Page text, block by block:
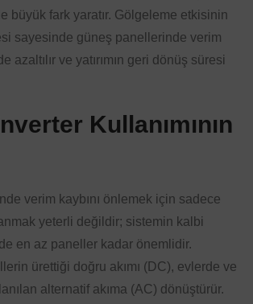
büyük fark yaratır. Gölgeleme etkisinin
sayesinde güneş panellerinde verim
azaltılır ve yatırımın geri dönüş süresi
Kullanımının
verim kaybını önlemek için sadece
yeterli değildir; sistemin kalbi
en az paneller kadar önemlidir.
ürettiği doğru akımı (DC), evlerde ve
alternatif akıma (AC) dönüştürür.